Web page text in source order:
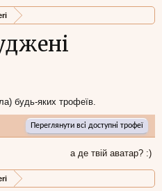
будь-яких трофеїв.
Переглянути всі доступні трофеї
а де твій аватар? :)